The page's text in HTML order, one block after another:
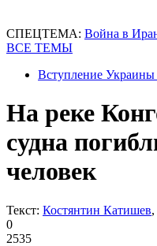
СПЕЦТЕМА: Война в
ВСЕ ТЕМЫ
Вступление
На реке
судна
человек
Текст: Костянтин Катишев
0
2535